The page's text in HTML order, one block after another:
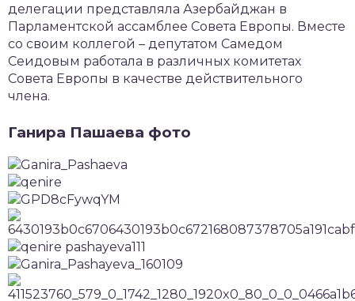
делегации представляла Азербайджан в
Парламентской ассамблее Совета Европы. Вместе
со своим коллегой – депутатом Самедом
Сеидовым работала в различных комитетах
Совета Европы в качестве действительного
члена.
Ганира Пашаева фото